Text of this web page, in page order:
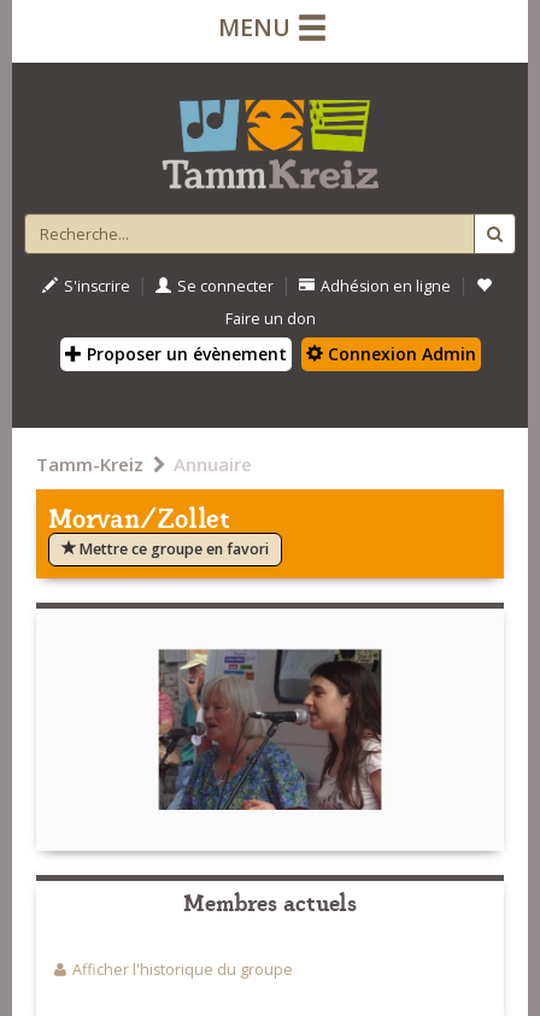
MENU
S'inscrire | Se connecter | Adhésion en ligne |
Faire un don
Proposer un évènement Connexion Admin
Tamm-Kreiz Annuaire
Morvan/Zollet
Mettre ce groupe en favori
Membres actuels
Afficher l'historique du groupe